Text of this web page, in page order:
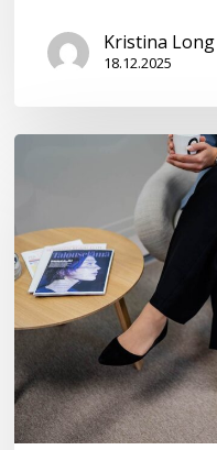
Kristina Long
18.12.2025
Yrityksen
maksukyvyttömyys
Yrittäjä,
älä
mene
ojasta
allikkoon,
vältä
taloudellisessa
kriisissä